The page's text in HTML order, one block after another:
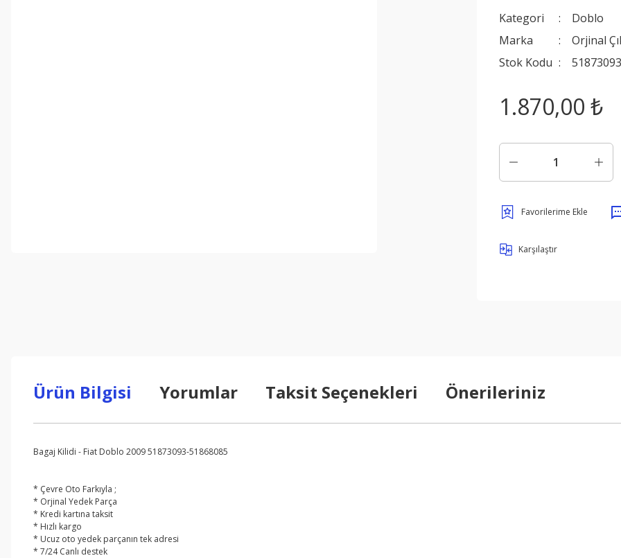
Kategori
Doblo
Marka
Orjinal
Stok Kodu
1.870,00 ₺
Karşılaştır
Ürün Bilgisi Yorumlar Taksit Seçenekleri Önerileriniz
Bagaj Kilidi - Fiat Doblo 2009 51873093-51868085
* Çevre Oto Farkıyla ;
* Orjinal Yedek Parça
* Kredi kartına taksit
* Hızlı kargo
* Ucuz oto yedek parçanın tek adresi
* 7/24 Canlı destek